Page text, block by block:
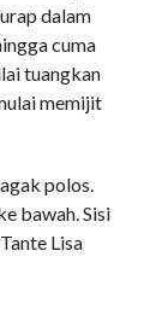
dalam
cuma
tuangkan
memijit
polos.
bawah. Sisi
Lisa